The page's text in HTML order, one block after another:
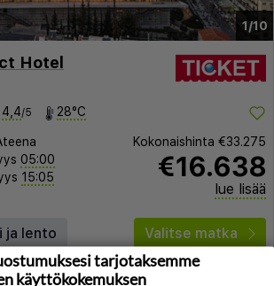
1/10
Hotel
4,4/5 28°C
05:00
15:05
Kokonaishinta €33.275
€16.638
lue lisää
ja lento Valitse matka
tarjotaksemme
käyttökokemuksen